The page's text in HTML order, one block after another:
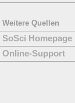
Weitere Quellen
SoSci Homepage
Online-Support